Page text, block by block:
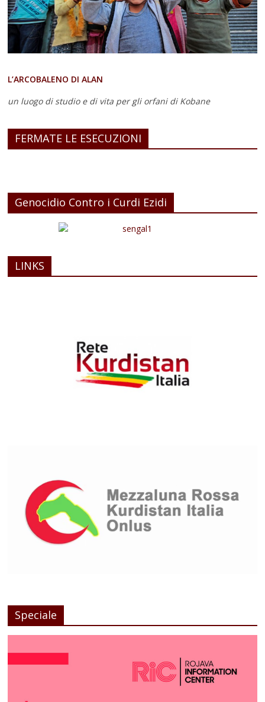
L’ARCOBALENO DI ALAN
un luogo di studio e di vita per gli orfani di Kobane
FERMATE LE ESECUZIONI
Genocidio Contro i Curdi Ezidi
LINKS
Speciale